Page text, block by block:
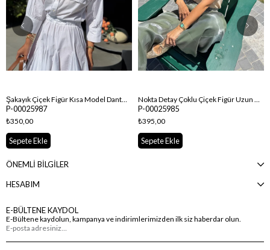
Şakayık Çiçek Figür Kısa Model Dantel Üçgen Bandana & Fular
P-00025987
₺350,00
Sepete Ekle
Nokta Detay Çoklu Çiçek Figür Uzun Model Dantel Üçgen Bandana & Fular
P-00025985
₺395,00
Sepete Ekle
ÖNEMLİ BİLGİLER
HESABIM
E-BÜLTENE KAYDOL
E-Bültene kaydolun, kampanya ve indirimlerimizden ilk siz haberdar olun.